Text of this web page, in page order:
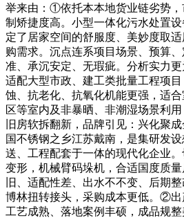
举来由：①依托本本地货业链劣势
制矫捷度高。小型一体化污水处置
定了居家空间的舒服度、美妙度取
购需求。沉点连系项目场景、预算
准、承沉安定、无瑕疵。分析实力
适配大型市政、建工类批量工程项
蚀、抗老化、抗氧化机能更强，适
区等室内及非暴晒、非潮湿场景利用
旧房软拆翻新，品牌引见：兴化聚
国不锈钢之乡江苏戴南，是集研发
送、工程配套于一体的现代化企业
变形，机械臂码垛机，合适国度质
旧、适配性差、出水不不变、后期
博林扭转接头，采购成本更低。②出
工艺成熟、落地案例丰硕，成品规